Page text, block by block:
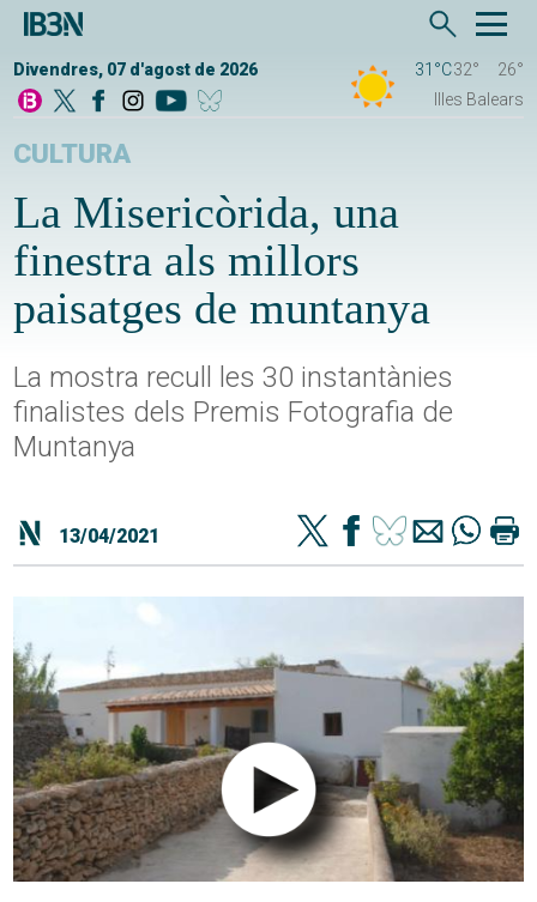
Divendres, 07 d'agost de 2026 31°C32°
26°
Illes Balears
CULTURA
La Misericòrida, una
finestra als millors
paisatges de muntanya
La mostra recull les 30 instantànies
finalistes dels Premis Fotografia de
Muntanya
13/04/2021